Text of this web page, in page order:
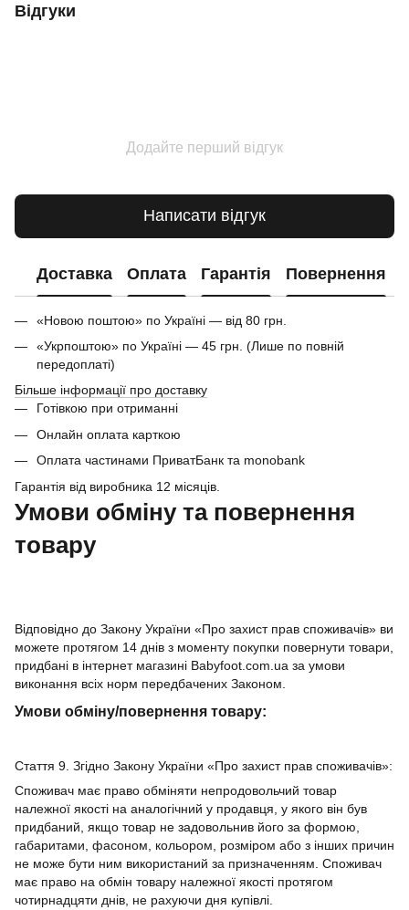
Відгуки
Додайте перший відгук
Написати відгук
Доставка Оплата Гарантія Повернення
«Новою поштою» по Україні — від 80 грн.
«Укрпоштою» по Україні — 45 грн. (Лише по повній
передоплаті)
Більше інформації про доставку
Готівкою при отриманні
Онлайн оплата карткою
Оплата частинами ПриватБанк та monobank
Гарантія від виробника 12 місяців.
Умови обміну та повернення
товару
Відповідно до Закону України «Про захист прав споживачів» ви
можете протягом 14 днів з моменту покупки повернути товари,
придбані в інтернет магазині Babyfoot.com.ua за умови
виконання всіх норм передбачених Законом.
Умови обміну/повернення товару:
Стаття 9. Згідно Закону України «Про захист прав споживачів»:
Споживач має право обміняти непродовольчий товар
належної якості на аналогічний у продавця, у якого він був
придбаний, якщо товар не задовольнив його за формою,
габаритами, фасоном, кольором, розміром або з інших причин
не може бути ним використаний за призначенням. Споживач
має право на обмін товару належної якості протягом
чотирнадцяти днів, не рахуючи дня купівлі.